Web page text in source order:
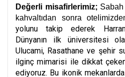
Değerli misafirlerimiz;
kahvaltıdan sonra
yolunu takip ederek
Dünyanın ilk üniversitesi
Ulucami, Rasathane ve şehir
ilginç mimarisi ile dikkat
ediyoruz. Bu ikonik